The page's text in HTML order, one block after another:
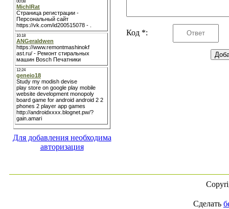
Для добавления необходима
авторизация
Код *:
Сделать